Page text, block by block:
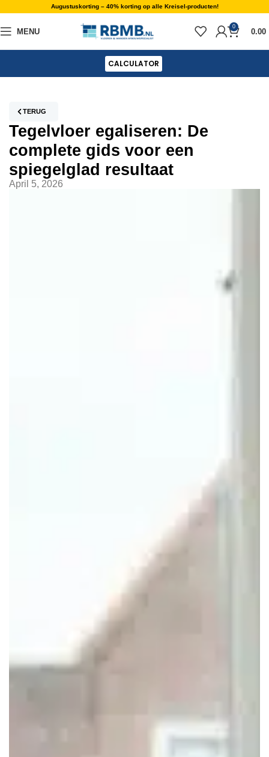
Augustuskorting – 40% korting op alle Kreisel-producten!
MENU
0
0.00
CALCULATOR
TERUG
Tegelvloer egaliseren: De
complete gids voor een
spiegelglad resultaat
April 5, 2026